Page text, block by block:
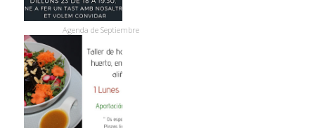
Agenda de Septiembre